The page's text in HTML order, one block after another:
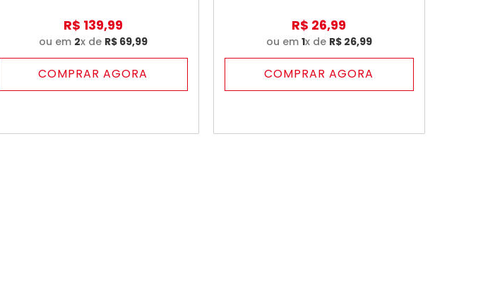
R$ 139,99
ou em 2x de R$ 69,99
COMPRAR AGORA
R$ 26,99
ou em 1x de R$ 26,99
COMPRAR AGORA